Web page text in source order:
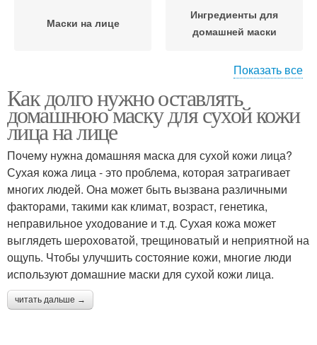
Маски на лице
Ингредиенты для
домашней маски
Маски для сухой кожи
домашних масок
Домашние маски Маска для лица
Маски для осветления Тыквенная маска
Показать все
Как долго нужно оставлять
домашнюю маску для сухой кожи
лица на лице
Почему нужна домашняя маска для сухой кожи лица?
Сухая кожа лица - это проблема, которая затрагивает
многих людей. Она может быть вызвана различными
факторами, такими как климат, возраст, генетика,
неправильное уходование и т.д. Сухая кожа может
выглядеть шероховатой, трещиноватый и неприятной на
ощупь. Чтобы улучшить состояние кожи, многие люди
используют домашние маски для сухой кожи лица.
читать дальше →